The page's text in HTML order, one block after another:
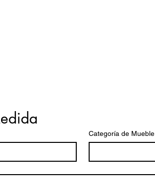
Categoría de Mueble